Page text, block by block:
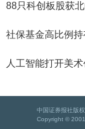
88只科创板股获
社保基金高比例
人工智能打开美
中国证券报社版
Copyright ©